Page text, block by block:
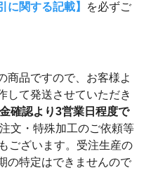
に関する記載】
を必ずご
商品ですので、お客様よ
して発送させていただき
金確認より3営業日程度で
文・特殊加工のご依頼等
ございます。受注生産の
の特定はできませんので